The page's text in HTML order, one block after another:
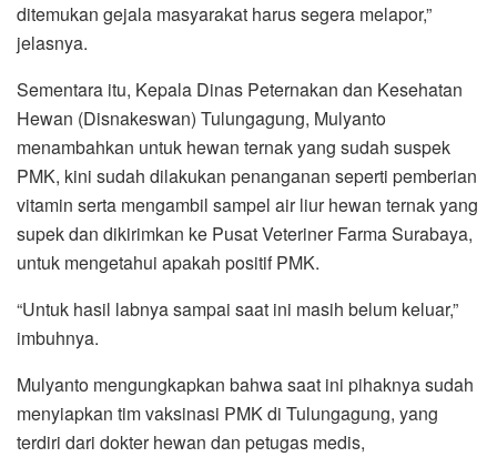
ditemukan gejala masyarakat harus segera melapor,”
jelasnya.
Sementara itu, Kepala Dinas Peternakan dan Kesehatan
Hewan (Disnakeswan) Tulungagung, Mulyanto
menambahkan untuk hewan ternak yang sudah suspek
PMK, kini sudah dilakukan penanganan seperti pemberian
vitamin serta mengambil sampel air liur hewan ternak yang
supek dan dikirimkan ke Pusat Veteriner Farma Surabaya,
untuk mengetahui apakah positif PMK.
“Untuk hasil labnya sampai saat ini masih belum keluar,”
imbuhnya.
Mulyanto mengungkapkan bahwa saat ini pihaknya sudah
menyiapkan tim vaksinasi PMK di Tulungagung, yang
terdiri dari dokter hewan dan petugas medis,